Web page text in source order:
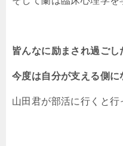
皆んなに励まされ過ごし
今度は自分が支える側に
山田君が部活に行くと行